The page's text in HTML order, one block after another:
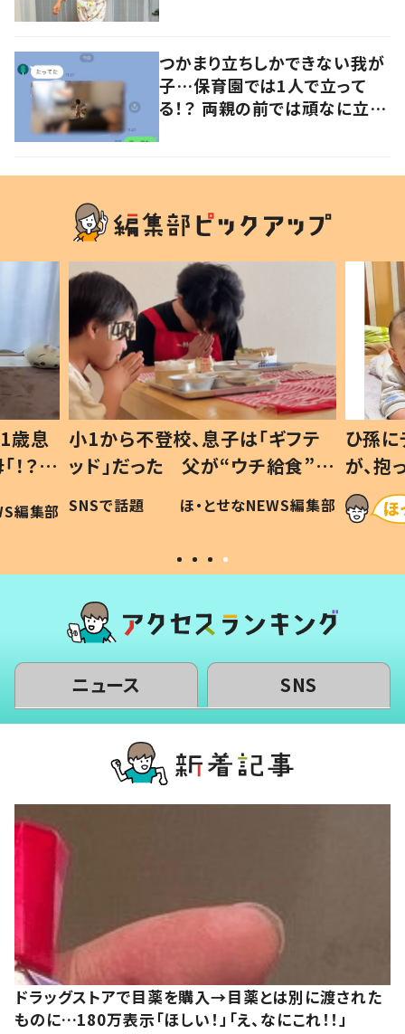
つかまり立ちしかできない我が
子…保育園では1人で立って
る！？ 両親の前では頑なに立た
歳息
？」
編集部
小1から不登校、息子は「ギフテ
ッド」だった 父が“ウチ給食”を
作り続ける理由とは #令和の親
#令和の子
SNSで話題 ほ・とせなNEWS編集部
ひ孫
が、
「涙が
い」
ニュース SNS
ドラッグストアで目薬を購入→目薬とは別に渡された
ものに…180万表示「ほしい！」「え、なにこれ！！」